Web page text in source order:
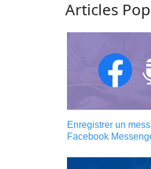
Articles
Enregistrer un
Facebook